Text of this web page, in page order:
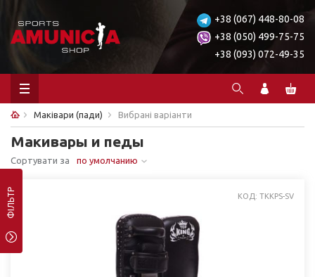
+38 (067) 448-80-08
+38 (050) 499-75-75
+38 (093) 072-49-35
Маківари (пади) Вибрані варіанти
Макивары и педы
Сортувати за по умолчанию
ФІЛЬТР КОД: TKKPS-SV